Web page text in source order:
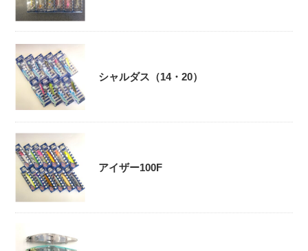
シャルダス（14・20）
アイザー100F